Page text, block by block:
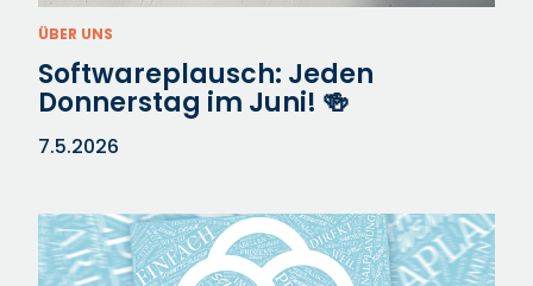
ÜBER UNS
Softwareplausch: Jeden
Donnerstag im Juni! 🍻⁠
7.5.2026